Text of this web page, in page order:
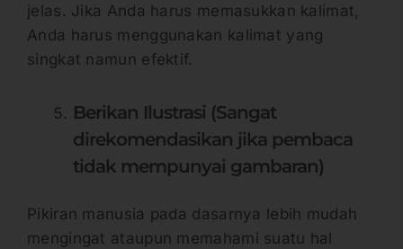
jelas. Jika Anda harus memasukkan kalimat,
Anda harus menggunakan kalimat yang
singkat namun efektif.
Berikan Ilustrasi (Sangat
direkomendasikan jika pembaca
tidak mempunyai gambaran)
Pikiran manusia pada dasarnya lebih mudah
mengingat ataupun memahami suatu hal